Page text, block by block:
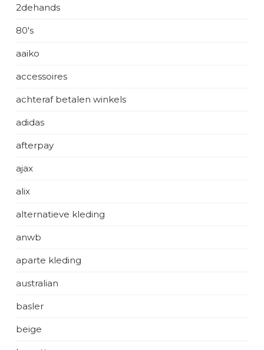
2dehands
80's
aaiko
accessoires
achteraf betalen winkels
adidas
afterpay
ajax
alix
alternatieve kleding
anwb
aparte kleding
australian
basler
beige